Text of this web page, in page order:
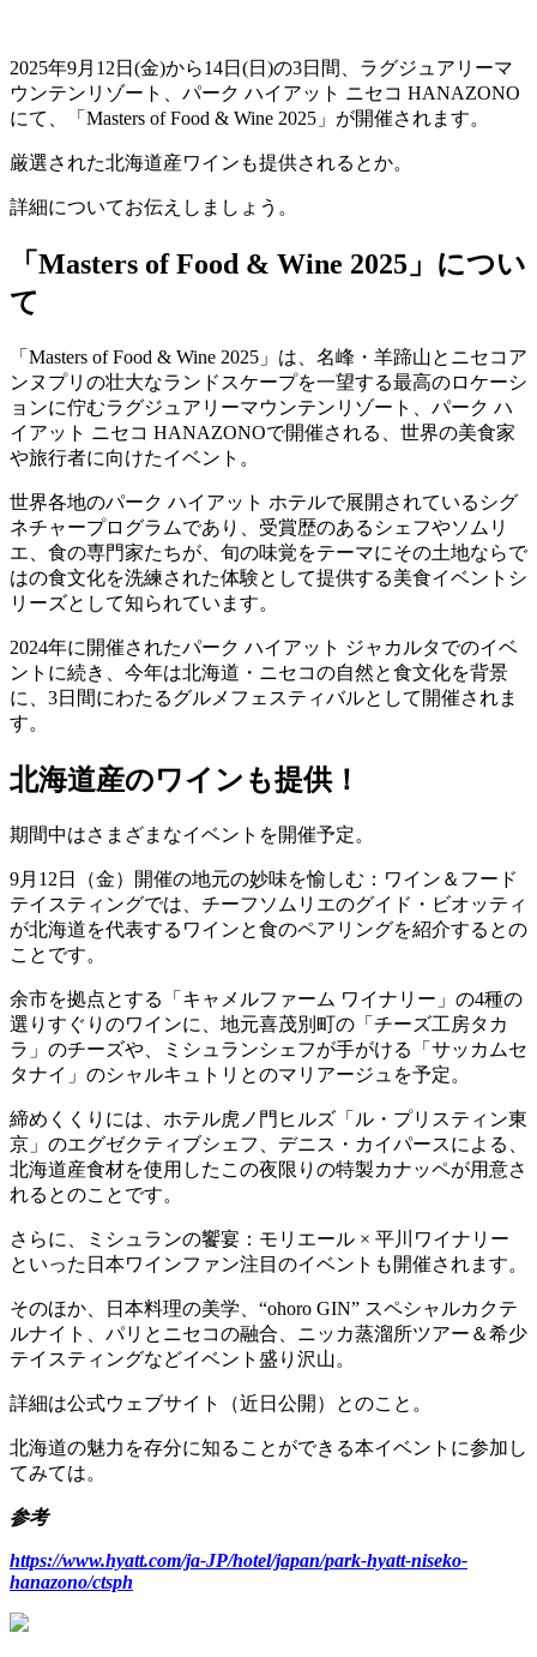
2025年9月12日(金)から14日(日)の3日間、ラグジュアリーマ
ウンテンリゾート、パーク ハイアット ニセコ HANAZONO
にて、「Masters of Food & Wine 2025」が開催されます。
厳選された北海道産ワインも提供されるとか。
詳細についてお伝えしましょう。
「Masters of Food & Wine 2025」につい
て
「Masters of Food & Wine 2025」は、名峰・羊蹄山とニセコア
ンヌプリの壮大なランドスケープを一望する最高のロケーシ
ョンに佇むラグジュアリーマウンテンリゾート、パーク ハ
イアット ニセコ HANAZONOで開催される、世界の美食家
や旅行者に向けたイベント。
世界各地のパーク ハイアット ホテルで展開されているシグ
ネチャープログラムであり、受賞歴のあるシェフやソムリ
エ、食の専門家たちが、旬の味覚をテーマにその土地ならで
はの食文化を洗練された体験として提供する美食イベントシ
リーズとして知られています。
2024年に開催されたパーク ハイアット ジャカルタでのイベ
ントに続き、今年は北海道・ニセコの自然と食文化を背景
に、3日間にわたるグルメフェスティバルとして開催されま
す。
北海道産のワインも提供！
期間中はさまざまなイベントを開催予定。
9月12日（金）開催の地元の妙味を愉しむ：ワイン＆フード
テイスティングでは、チーフソムリエのグイド・ビオッティ
が北海道を代表するワインと食のペアリングを紹介するとの
ことです。
余市を拠点とする「キャメルファーム ワイナリー」の4種の
選りすぐりのワインに、地元喜茂別町の「チーズ工房タカ
ラ」のチーズや、ミシュランシェフが手がける「サッカムセ
タナイ」のシャルキュトリとのマリアージュを予定。
締めくくりには、ホテル虎ノ門ヒルズ「ル・プリスティン東
京」のエグゼクティブシェフ、デニス・カイパースによる、
北海道産食材を使用したこの夜限りの特製カナッペが用意さ
れるとのことです。
さらに、ミシュランの饗宴：モリエール × 平川ワイナリー
といった日本ワインファン注目のイベントも開催されます。
そのほか、日本料理の美学、“ohoro GIN” スペシャルカクテ
ルナイト、パリとニセコの融合、ニッカ蒸溜所ツアー＆希少
テイスティングなどイベント盛り沢山。
詳細は公式ウェブサイト（近日公開）とのこと。
北海道の魅力を存分に知ることができる本イベントに参加し
てみては。
参考
https://www.hyatt.com/ja-JP/hotel/japan/park-hyatt-niseko-
hanazono/ctsph